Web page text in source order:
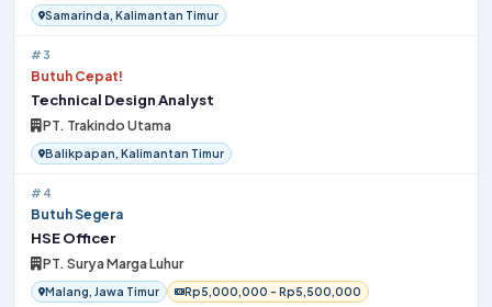
Samarinda, Kalimantan Timur
#3
Butuh Cepat!
Technical Design Analyst
PT. Trakindo Utama
Balikpapan, Kalimantan Timur
#4
Butuh Segera
HSE Officer
PT. Surya Marga Luhur
Malang, Jawa Timur Rp5,000,000 - Rp5,500,000